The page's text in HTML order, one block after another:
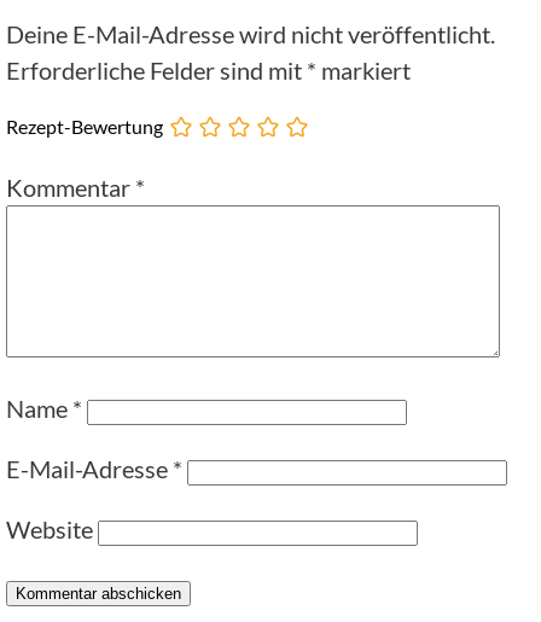
Deine E-Mail-Adresse wird nicht veröffentlicht.
Erforderliche Felder sind mit * markiert
Rezept-Bewertung
Kommentar *
Name *
E-Mail-Adresse *
Website